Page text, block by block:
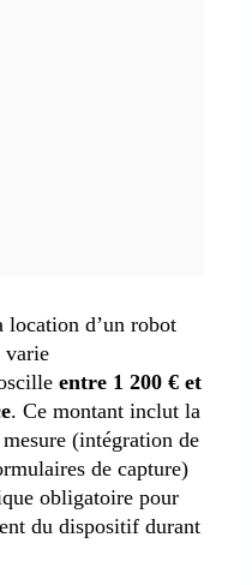
d’un robot
varie
entre 1 200 € et
. Ce montant inclut la
(intégration de
de capture)
obligatoire pour
du dispositif durant